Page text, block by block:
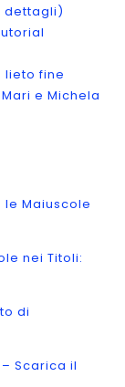
dettagli)
lieto fine
e Michela
le Maiuscole
nei Titoli:
di
Scarica il